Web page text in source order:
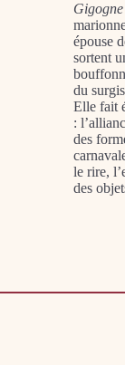
Gigogne
épouse
sortent
du
Elle fait
:
des
le rire,
des